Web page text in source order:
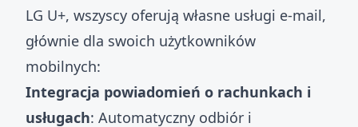
LG U+, wszyscy oferują własne usługi e-mail,
głównie dla swoich użytkowników
mobilnych:
Integracja powiadomień o rachunkach i
usługach: Automatyczny odbiór i